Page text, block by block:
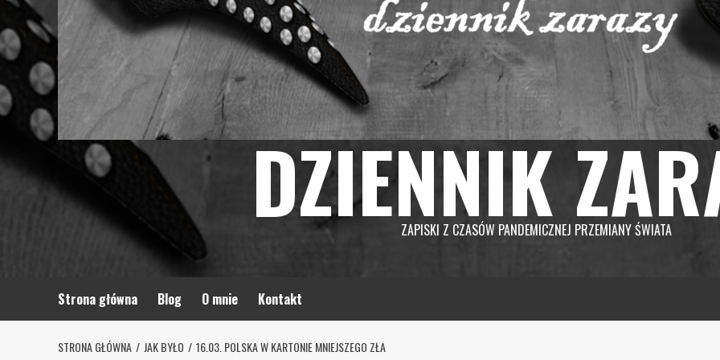
DZIENNIK
ZAPISKI Z CZASÓW PANDEMICZNEJ PRZEMIANY ŚWIATA
Strona główna Blog O mnie Kontakt
STRONA GŁÓWNA JAK BYŁO 16.03. POLSKA W KARTONIE MNIEJSZEGO ZŁA